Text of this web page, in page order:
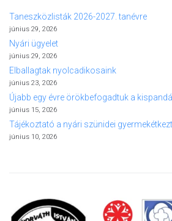
Taneszközlisták 2026-2027. tanévre
június 29, 2026
Nyári ügyelet
június 29, 2026
Elballagtak nyolcadikosaink
június 23, 2026
Újabb egy évre örökbefogadtuk a
június 15, 2026
Tájékoztató a nyári szünidei
június 10, 2026